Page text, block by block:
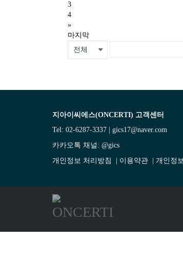
3
4
»
마지막
지아이씨에스(ONCERTI) 고객센터
Tel: 02-6287-3337 | gics17@naver.com
카카오톡 채널: @gics
개인정보 처리방침
이용약관 | 개인정